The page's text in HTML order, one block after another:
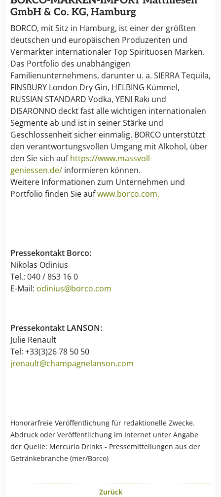
GmbH & Co. KG, Hamburg
BORCO, mit Sitz in Hamburg, ist einer der größten
deutschen und europäischen Produzenten und
Vermarkter internationaler Top Spirituosen Marken.
Das Portfolio des unabhängigen
Familienunternehmens, darunter u. a. SIERRA Tequila,
FINSBURY London Dry Gin, HELBING Kümmel,
RUSSIAN STANDARD Vodka, YENI Rakı und
DISARONNO deckt fast alle wichtigen internationalen
Segmente ab und ist in seiner Stärke und
Geschlossenheit sicher einmalig. BORCO unterstützt
den verantwortungsvollen Umgang mit Alkohol, über
den Sie sich aufhttps://www.massvoll-
geniessen.de/ informieren können.
Weitere Informationen zum Unternehmen und
Portfolio finden Sie aufwww.borco.com.
Pressekontakt Borco:
Nikolas Odinius
Tel.: 040 / 853 16 0
E-Mail: odinius@borco.com
Pressekontakt LANSON:
Julie Renault
Tel: +33(3)26 78 50 50
jrenault@champagnelanson.com
Honorarfreie Veröffentlichung für redaktionelle Zwecke.
Abdruck oder Veröffentlichung im Internet unter Angabe
der Quelle: Mercurio Drinks - Pressemitteilungen aus der
Getränkebranche (mer/Borco)
Zurück